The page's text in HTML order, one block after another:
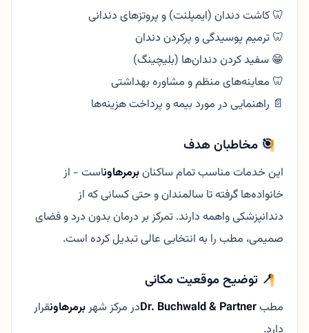
🦷 کاشت دندان (ایمپلنت) و پروتزهای دندانی
🦷 ترمیم پوسیدگی و پرکردن دندان
😁 سفید کردن دندان‌ها (بلیچینگ)
🦷 معاینه‌های منظم و مشاوره بهداشتی
📄 راهنمایی در مورد بیمه و پرداخت هزینه‌ها
🎯 مخاطبان هدف
این خدمات مناسب تمام ساکنانبرمرهاوناست - از
خانواده‌ها گرفته تا سالمندان و حتی کسانی که از
دندانپزشکی واهمه دارند. تمرکز بر درمان بدون درد و فضای
صمیمی، مطب را به انتخابی عالی تبدیل کرده است.
📍 توضیح موقعیت مکانی
مطبDr. Buchwald & Partnerدر مرکز شهربرمرهاونقرار